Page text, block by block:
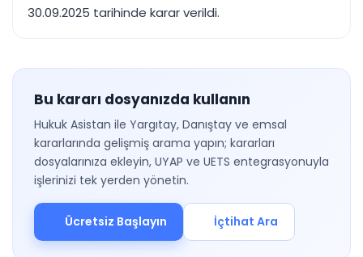
30.09.2025 tarihinde karar verildi.
Bu kararı dosyanızda kullanın
Hukuk Asistan ile Yargıtay, Danıştay ve emsal
kararlarında gelişmiş arama yapın; kararları
dosyalarınıza ekleyin, UYAP ve UETS entegrasyonuyla
işlerinizi tek yerden yönetin.
Ücretsiz Başlayın İçtihat Ara